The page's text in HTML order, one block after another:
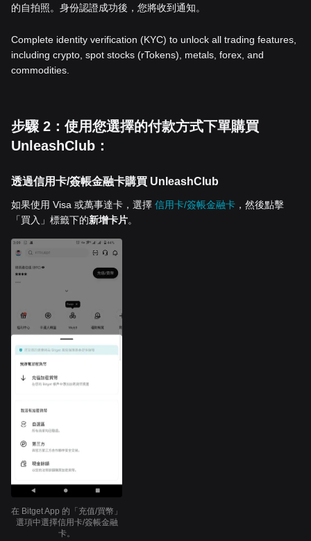
的自拍照。身份認證成功後，您將收到通知。
Complete identity verification (KYC) to unlock all trading features,
including crypto, spot stocks (rTokens), metals, forex, and
commodities.
步驟 2：使用您選擇的付款方式下單購買
UnleashClub：
透過信用卡/簽帳金融卡購買 UnleashClub
如果使用 Visa 或萬事達卡，選擇 信用卡/簽帳金融卡 ，然後點擊
「買入」標籤下的新增卡片。
在 Bitget App 的「充值/買幣」
選項中選擇信用卡/簽帳金融
卡。